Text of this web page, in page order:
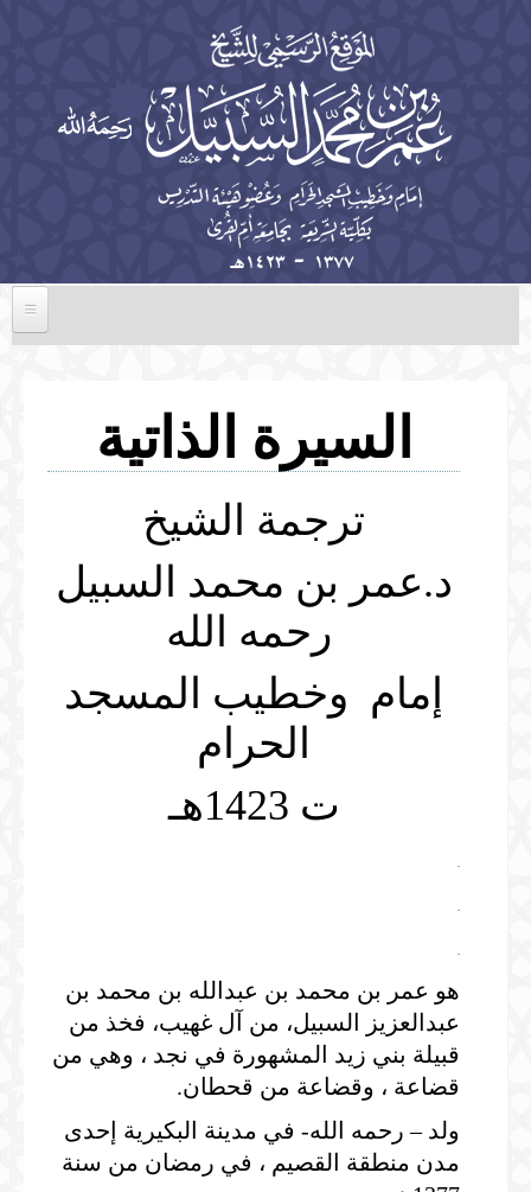
الخطب
المحاضرات
السيرة الذاتية
ترجمة الشيخ
د.عمر بن محمد السبيل
رحمه الله
إمام وخطيب المسجد
الحرام
ت 1423هـ
.
.
.
هو عمر بن محمد بن عبدالله بن محمد بن
عبدالعزيز السبيل، من آل غهيب، فخذ من
قبيلة بني زيد المشهورة في نجد ، وهي من
قضاعة ، وقضاعة من قحطان.
ولد – رحمه الله- في مدينة البكيرية إحدى
مدن منطقة القصيم ، في رمضان من سنة